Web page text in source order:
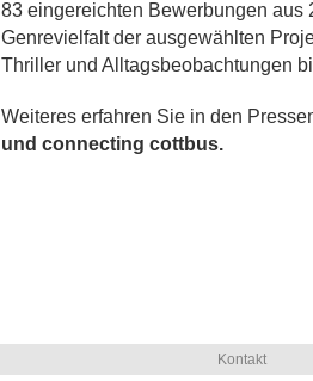
83 eingereichten Bewerbungen aus
Genrevielfalt der ausgewählten
Thriller und Alltagsbeobachtungen
Weiteres erfahren Sie in den
und connecting cottbus.
Kontakt